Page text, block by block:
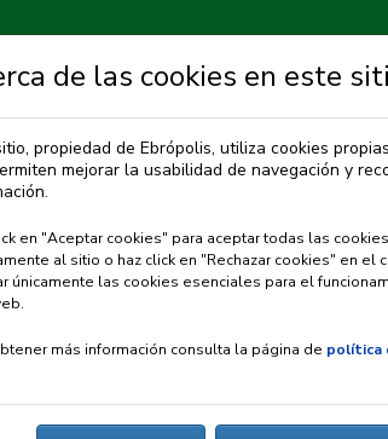
OBSERVATORIO URBANO PREMIO
de las cookies en este
propiedad de Ebrópolis, utiliza cookies
mejorar la usabilidad de navegación y
en "Aceptar cookies" para aceptar todas las
al sitio o haz click en "Rechazar cookies" en el
únicamente las cookies esenciales para el
más información consulta la página de política